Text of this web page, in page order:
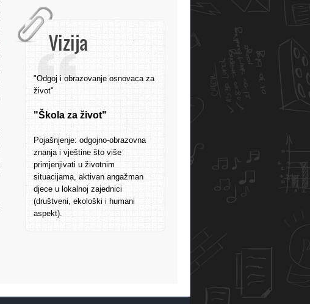
Vizija
"Odgoj i obrazovanje osnovaca za
život"
"Škola za život"
Pojašnjenje: odgojno-obrazovna
znanja i vještine što više
primjenjivati u životnim
situacijama, aktivan angažman
djece u lokalnoj zajednici
(društveni, ekološki i humani
aspekt).